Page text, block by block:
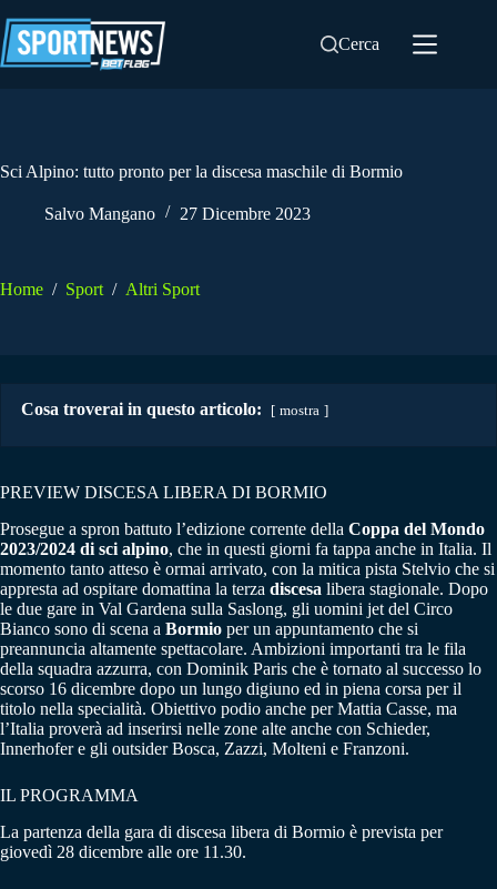
al
contenuto
Cerca
Sci Alpino: tutto pronto per la discesa maschile di Bormio
Salvo Mangano 27 Dicembre 2023
Home / Sport / Altri Sport
Cosa troverai in questo articolo: mostra
PREVIEW DISCESA LIBERA DI BORMIO
Prosegue a spron battuto l’edizione corrente della Coppa del Mondo
2023/2024 di sci alpino, che in questi giorni fa tappa anche in Italia. Il
momento tanto atteso è ormai arrivato, con la mitica pista Stelvio che si
appresta ad ospitare domattina la terza discesa libera stagionale. Dopo
le due gare in Val Gardena sulla Saslong, gli uomini jet del Circo
Bianco sono di scena a Bormio per un appuntamento che si
preannuncia altamente spettacolare. Ambizioni importanti tra le fila
della squadra azzurra, con Dominik Paris che è tornato al successo lo
scorso 16 dicembre dopo un lungo digiuno ed in piena corsa per il
titolo nella specialità. Obiettivo podio anche per Mattia Casse, ma
l’Italia proverà ad inserirsi nelle zone alte anche con Schieder,
Innerhofer e gli outsider Bosca, Zazzi, Molteni e Franzoni.
IL PROGRAMMA
La partenza della gara di discesa libera di Bormio è prevista per
giovedì 28 dicembre alle ore 11.30.